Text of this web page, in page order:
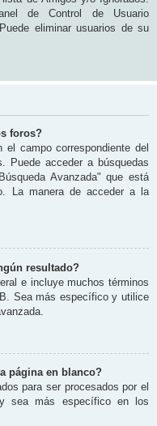
de Control de Usuario
eliminar usuarios de su
foros?
el campo correspondiente del
Puede acceder a búsquedas
Avanzada" que está
La manera de acceder a la
resultado?
e incluye muchos términos
Sea más específico y utilice
página en blanco?
para ser procesados por el
sea más específico en los